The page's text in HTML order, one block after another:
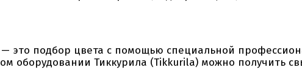
— это подбор цвета с помощью специальной
оборудовании Тиккурила (Tikkurila) можно получить